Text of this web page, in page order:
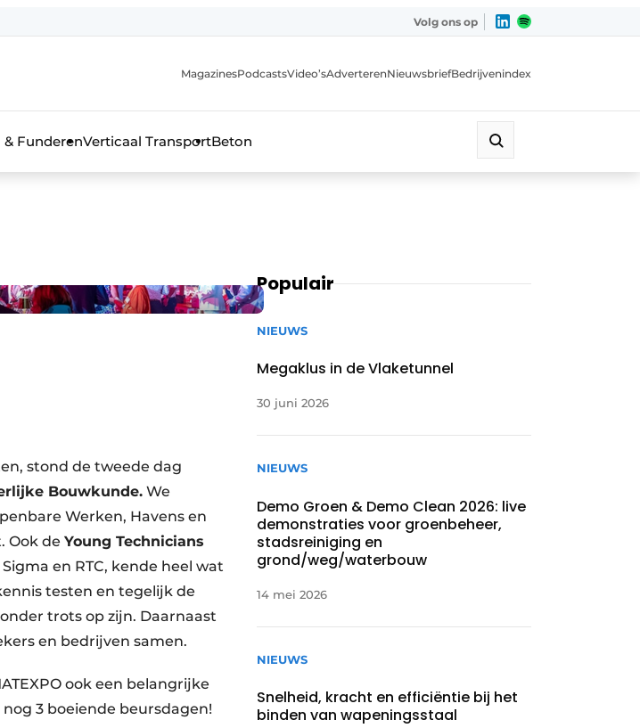
Volg ons op
MagazinesPodcastsVideo’sAdverterenNieuwsbriefBedrijvenindex
& FunderenVerticaal TransportBeton
stond de tweede dag
Bouwkunde. We
Werken, Havens en
Ook de Young Technicians
en RTC, kende heel wat
testen en tegelijk de
trots op zijn. Daarnaast
en bedrijven samen.
ook een belangrijke
3 boeiende beursdagen!
Populair
NIEUWS
Megaklus in de Vlaketunnel
30 juni 2026
NIEUWS
Demo Groen & Demo Clean 2026: live
demonstraties voor groenbeheer,
stadsreiniging en
grond/weg/waterbouw
14 mei 2026
NIEUWS
Snelheid, kracht en efficiëntie bij het
binden van wapeningsstaal